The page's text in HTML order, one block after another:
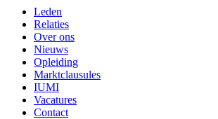
Leden
Relaties
Over ons
Nieuws
Opleiding
Marktclausules
IUMI
Vacatures
Contact